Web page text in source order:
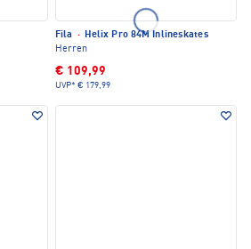
Fila · Helix Pro 84M Inlineskates
Herren
€ 109,99
UVP* € 179,99